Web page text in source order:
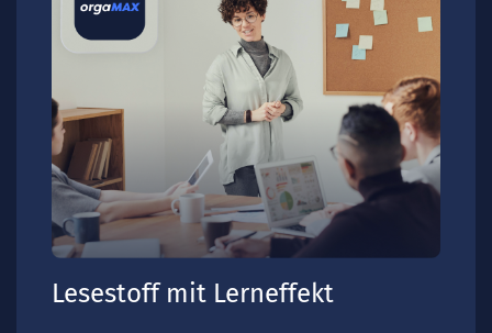
Lesestoff mit Lerneffekt